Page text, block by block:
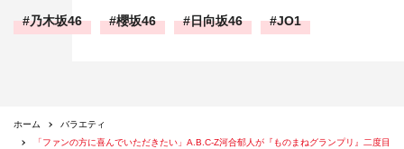
乃木坂46 櫻坂46 日向坂46 JO1
ホーム
バラエティ
「ファンの方に喜んでいただきたい」A.B.C-Z河合郁人が『ものまねグランプリ』二度目